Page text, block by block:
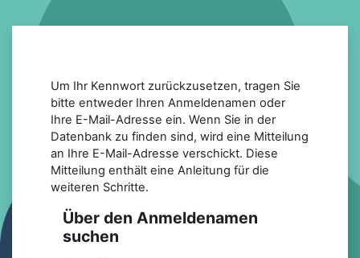
Zum Hauptinhalt
Um Ihr Kennwort zurückzusetzen, tragen Sie
bitte entweder Ihren Anmeldenamen oder
Ihre E-Mail-Adresse ein. Wenn Sie in der
Datenbank zu finden sind, wird eine Mitteilung
an Ihre E-Mail-Adresse verschickt. Diese
Mitteilung enthält eine Anleitung für die
weiteren Schritte.
Über den Anmeldenamen suchen
Über den Anmeldenamen
suchen